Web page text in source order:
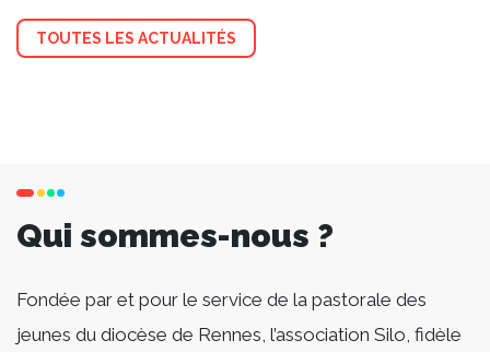
TOUTES LES ACTUALITÉS
Qui sommes-nous ?
Fondée par et pour le service de la pastorale des
jeunes du diocèse de Rennes, l’association Silo, fidèle